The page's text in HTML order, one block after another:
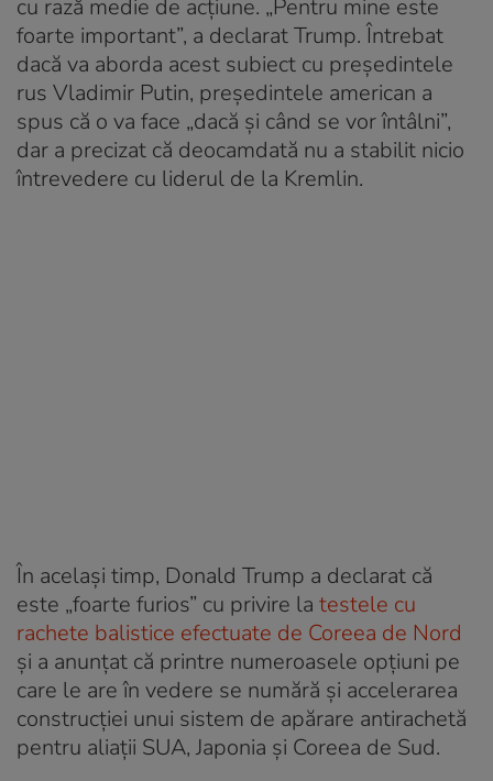
cu rază medie de acțiune. „Pentru mine este
foarte important”, a declarat Trump. Întrebat
dacă va aborda acest subiect cu președintele
rus Vladimir Putin, președintele american a
spus că o va face „dacă și când se vor întâlni”,
dar a precizat că deocamdată nu a stabilit nicio
întrevedere cu liderul de la Kremlin.
În același timp, Donald Trump a declarat că
este „foarte furios” cu privire la testele cu
rachete balistice efectuate de Coreea de Nord
și a anunțat că printre numeroasele opțiuni pe
care le are în vedere se numără și accelerarea
construcției unui sistem de apărare antirachetă
pentru aliații SUA, Japonia și Coreea de Sud.